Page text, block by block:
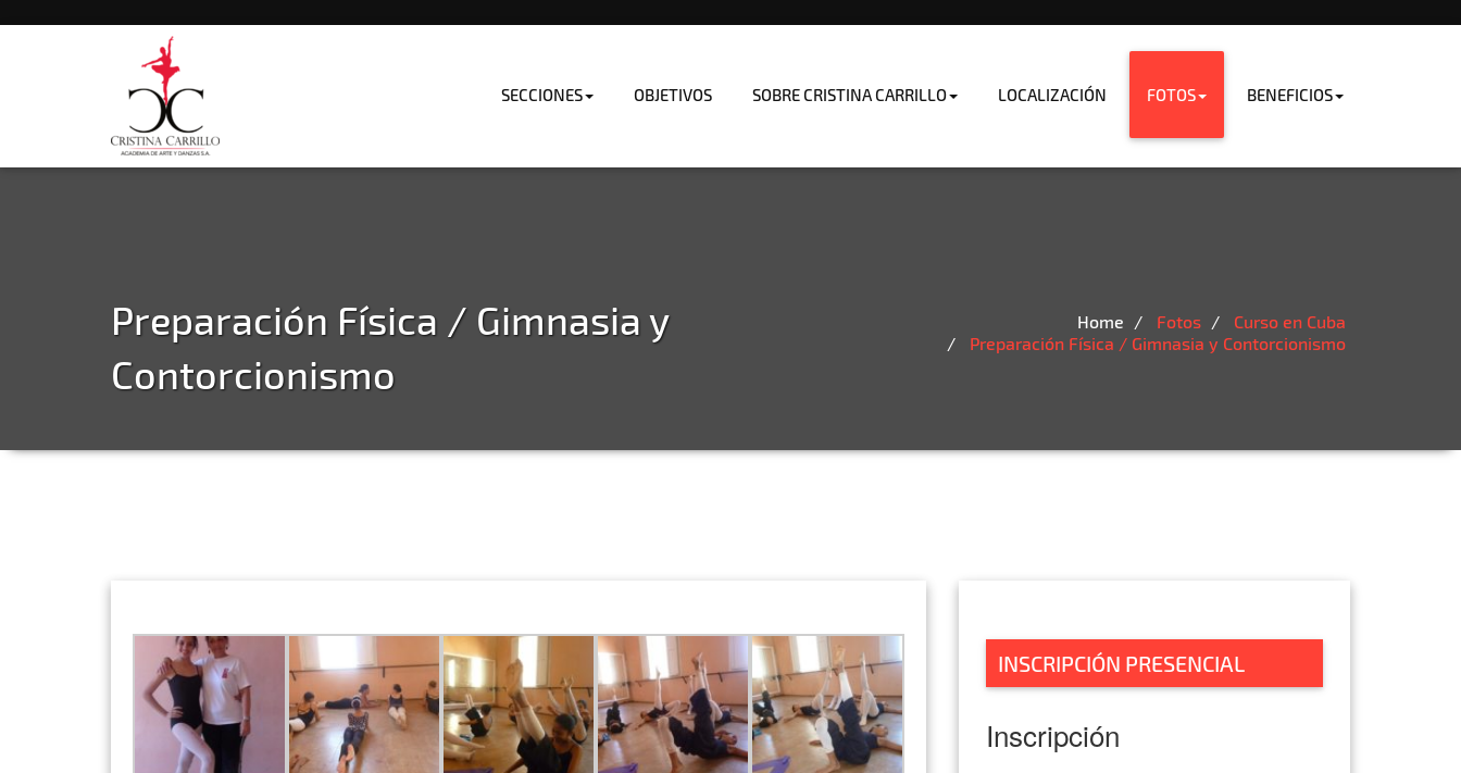
SECCIONES OBJETIVOS SOBRE CRISTINA CARRILLO LOCALIZACIÓN FOTOS BENEFICIOS
Preparación Física / Gimnasia y
Contorcionismo
Home Fotos
Curso en Cuba
Preparación Física / Gimnasia y Contorcionismo
INSCRIPCIÓN PRESENCIAL
Inscripción